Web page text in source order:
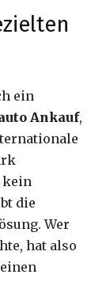
ein
Ankauf,
kein
die
Wer
hat also